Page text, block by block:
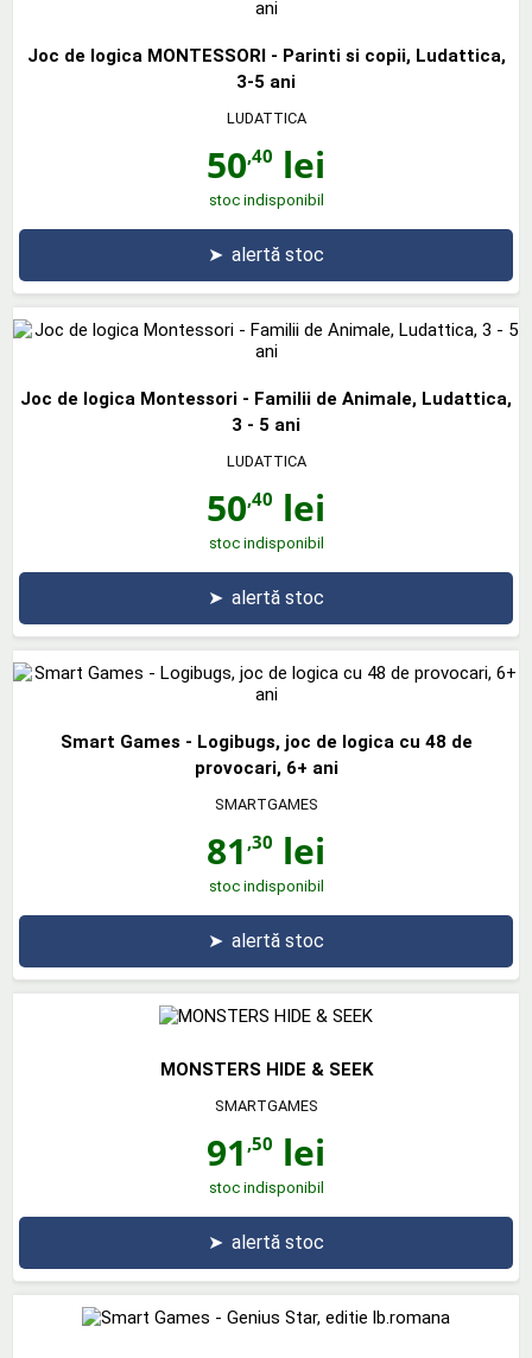
Joc de logica MONTESSORI - Parinti si copii, Ludattica,
3-5 ani
LUDATTICA
50,40 lei
stoc indisponibil
➤ alertă stoc
Joc de logica Montessori - Familii de Animale, Ludattica,
3 - 5 ani
LUDATTICA
50,40 lei
stoc indisponibil
➤ alertă stoc
Smart Games - Logibugs, joc de logica cu 48 de
provocari, 6+ ani
SMARTGAMES
81 ,30 lei
stoc indisponibil
➤ alertă stoc
MONSTERS HIDE & SEEK
SMARTGAMES
91 ,50 lei
stoc indisponibil
➤ alertă stoc